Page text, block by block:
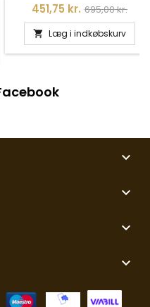
Pris
451,75 kr. Normalpris
695,00 kr.
 Læg i indkøbskurv



